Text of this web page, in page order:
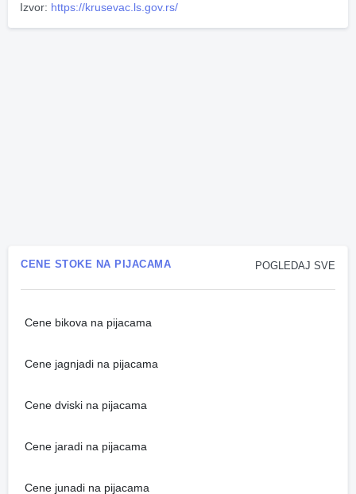
Izvor: https://krusevac.ls.gov.rs/
POGLEDAJ SVE
CENE STOKE NA PIJACAMA
Cene bikova na pijacama
Cene jagnjadi na pijacama
Cene dviski na pijacama
Cene jaradi na pijacama
Cene junadi na pijacama